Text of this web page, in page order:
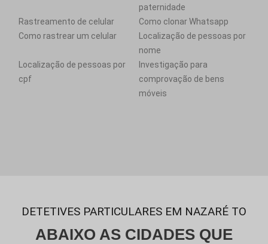
paternidade
Rastreamento de celular
Como clonar Whatsapp
Como rastrear um celular
Localização de pessoas por
nome
Localização de pessoas por
cpf
Investigação para
comprovação de bens
móveis
DETETIVES PARTICULARES EM NAZARÉ TO
ABAIXO AS CIDADES QUE